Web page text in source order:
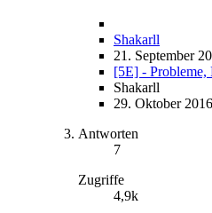
Shakarll
21. September
[5E] - Probleme,
Shakarll
29. Oktober 2016
Antworten
7
Zugriffe
4,9k